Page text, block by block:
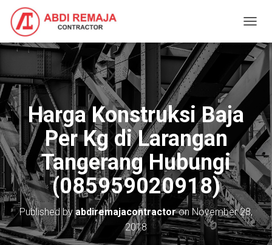
O
G
G
E
V
I
G
A
I
O
Harga Konstruksi Baja
Per Kg di Larangan
Tangerang Hubungi
(085959020918)
Published by abdiremajacontractoron November 28,
2018